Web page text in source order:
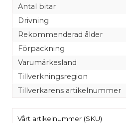
Antal bitar
Drivning
Rekommenderad ålder
Förpackning
Varumärkesland
Tillverkningsregion
Tillverkarens artikelnummer
Vårt artikelnummer (SKU)